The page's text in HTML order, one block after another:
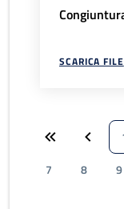
SCARICA FILE
7
8 9